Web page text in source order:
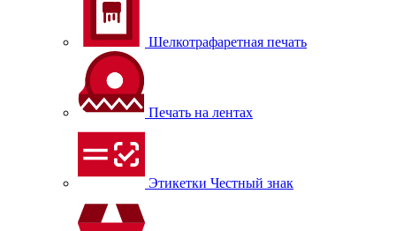
Шелкотрафаретная печать
Печать на лентах
Этикетки Честный знак